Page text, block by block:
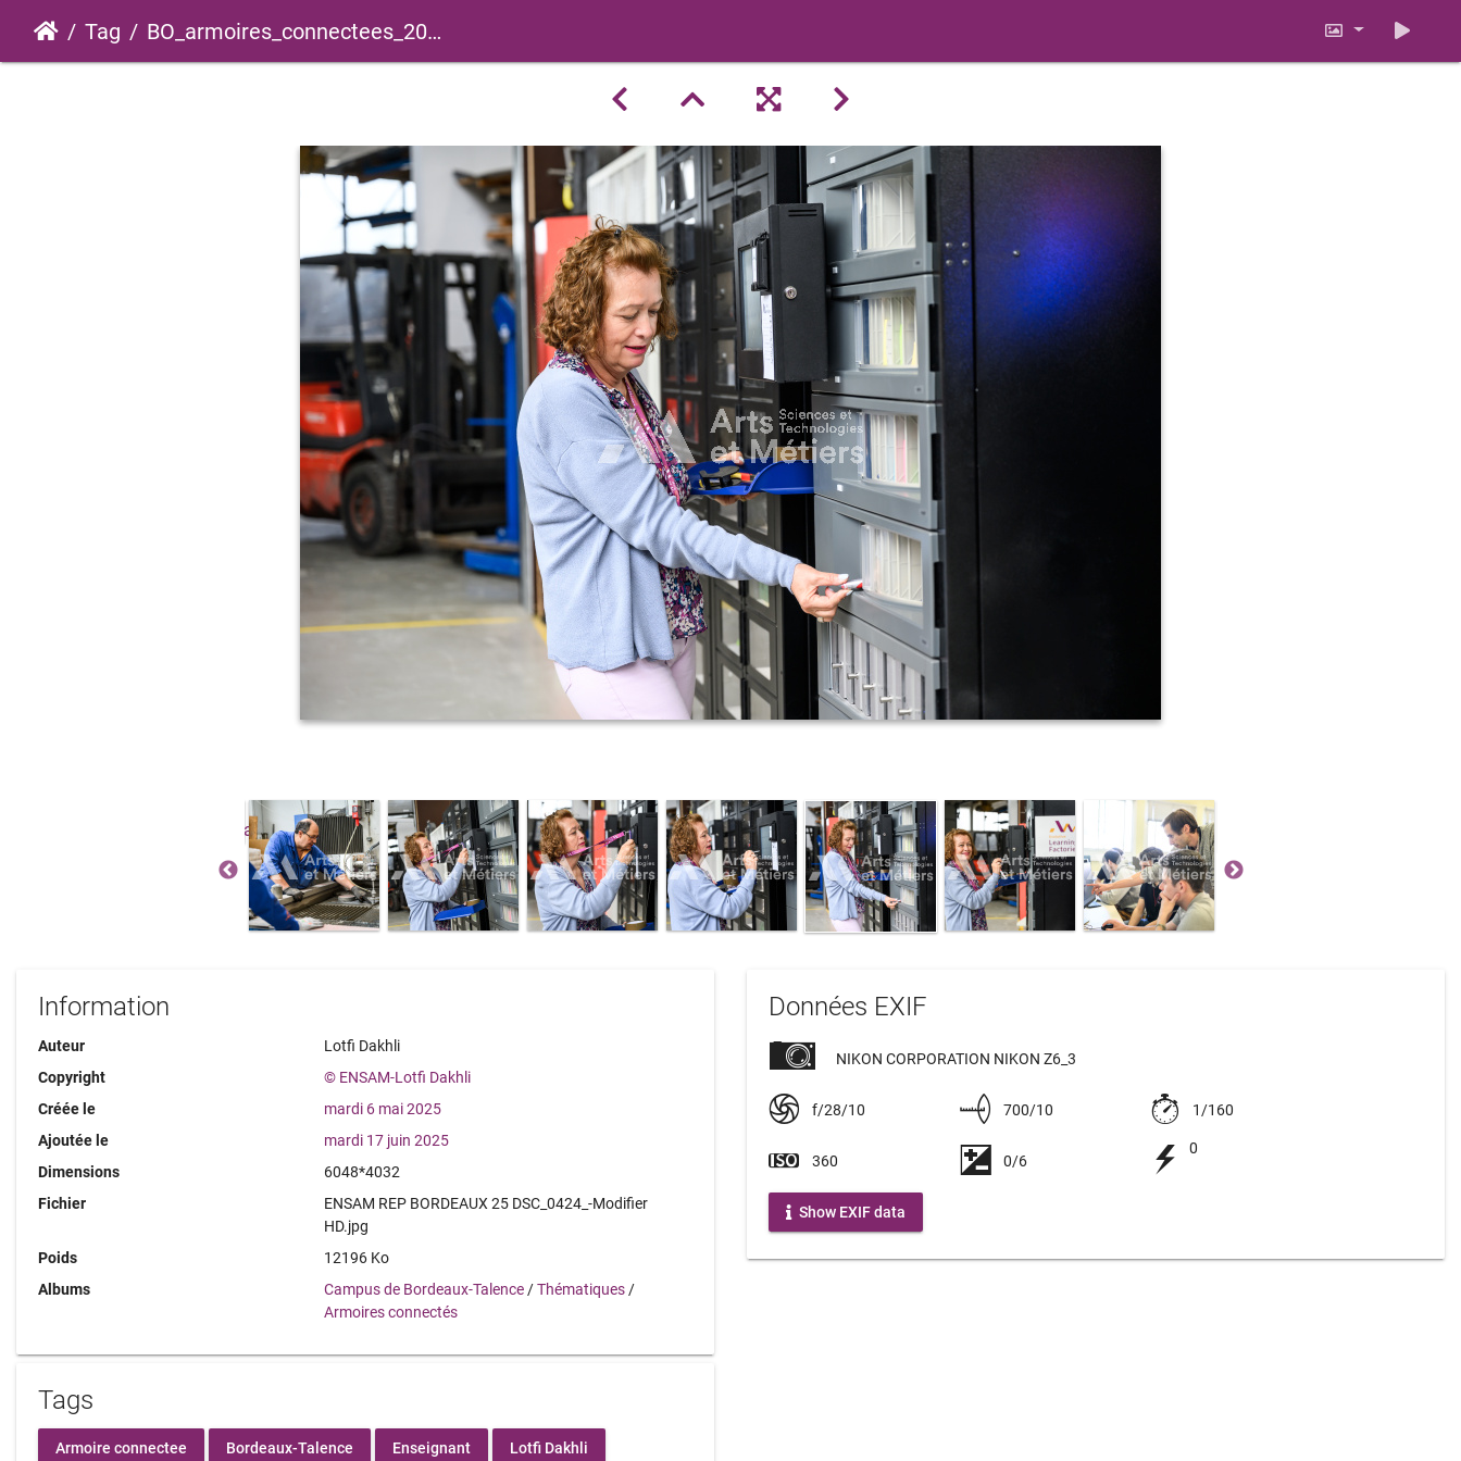
Tag BO_armoires_connectees_2025_0008
Information
Auteur
Lotfi Dakhli
Copyright
© ENSAM-Lotfi Dakhli
Créée le
mardi 6 mai 2025
Ajoutée le
mardi 17 juin 2025
Dimensions
6048*4032
Fichier
ENSAM REP BORDEAUX 25 DSC_0424_-Modifier
HD.jpg
Poids
12196 Ko
Albums
Campus de Bordeaux-Talence /Thématiques /
Armoires connectés
Tags
Armoire connectee Bordeaux-Talence Enseignant Lotfi Dakhli
Données EXIF
NIKON CORPORATION NIKON Z6_3
f/28/10 700/10 1/160
360 0/6
0
Show EXIF data